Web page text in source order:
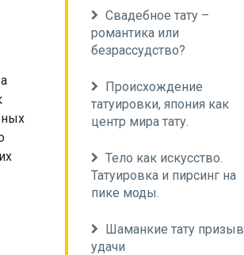
Свадебное тату –
романтика или
безрассудство?
Происхождение
татуировки, япония как
центр мира тату.
Тело как искусство.
Татуировка и пирсинг на
пике моды.
Шаманкие тату призыв
удачи